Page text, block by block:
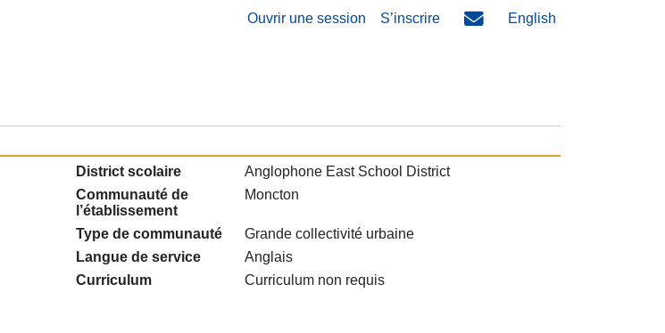
Ouvrir une session S’inscrire English
District scolaire
Anglophone East School District
Communauté de
l’établissement
Moncton
Type de communauté
Grande collectivité urbaine
Langue de service
Anglais
Curriculum
Curriculum non requis